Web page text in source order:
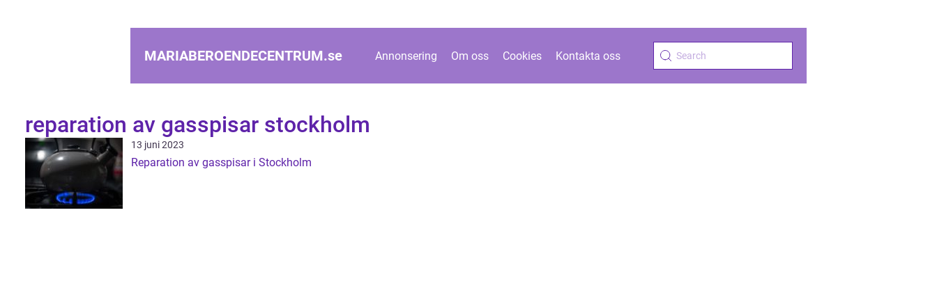
MARIABEROENDECENTRUM.se Annonsering Om oss Cookies Kontakta oss
reparation av gasspisar stockholm
13 juni 2023
Reparation av gasspisar i Stockholm